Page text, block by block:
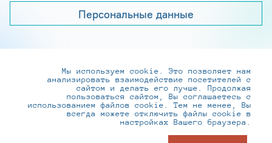
Персональные данные
+7 (495) 737-6192, 8-800-250-0-260
practice@infotecs.ru,hr@infotecs.ru
127273, г. Москва, Отрадная ул., 2Б строение 1
Мы используем cookie. Это позволяет нам
анализировать взаимодействие посетителей с
сайтом и делать его лучше. Продолжая
пользоваться сайтом, Вы соглашаетесь с
использованием файлов cookie. Тем не менее, Вы
всегда можете отключить файлы cookie в
настройках Вашего браузера.